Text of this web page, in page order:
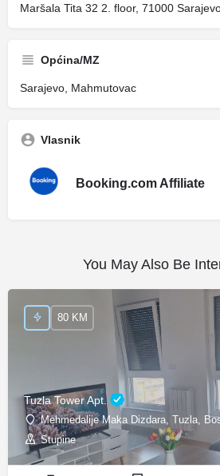
Maršala Tita 32 2. floor, 71000
Općina/MZ
Sarajevo, Mahmutovac
Vlasnik
Booking.com Affiliate
You May Also Be
Tuzla Tower Apt.
Mehmedalije Maka Dizdara, Tuzla,
Stupine
80 KM